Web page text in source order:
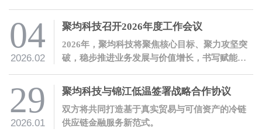
04
2026.02
聚均科技召开2026年度工作会议
2026年，聚均科技将聚焦核心目标、聚力攻坚突
破，稳步推进业务发展与价值增长，书写赋能实
29
2026.01
聚均科技与锦江低温签署战略合作协议
双方将共同打造基于真实贸易与可信资产的冷链
供应链金融服务新范式。